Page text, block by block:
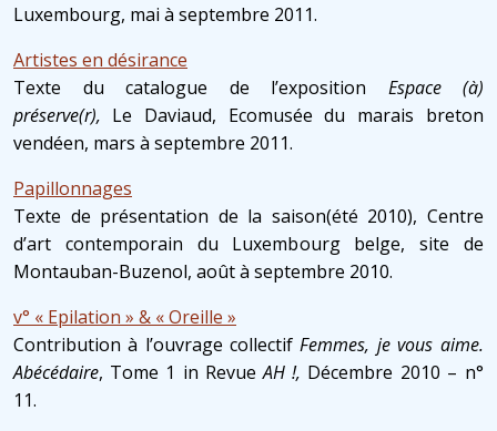
Luxembourg, mai à septembre 2011.
Artistes en désirance
Texte du catalogue de l’exposition Espace (à)
préserve(r), Le Daviaud, Ecomusée du marais breton
vendéen, mars à septembre 2011.
Papillonnages
Texte de présentation de la saison(été 2010), Centre
d’art contemporain du Luxembourg belge, site de
Montauban-Buzenol, août à septembre 2010.
v° « Epilation » & « Oreille »
Contribution à l’ouvrage collectif Femmes, je vous aime.
Abécédaire, Tome 1 in RevueAH !, Décembre 2010 – n°
11.